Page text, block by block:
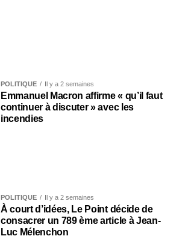
POLITIQUE Il y a 2 semaines
Emmanuel Macron affirme « qu’il faut
continuer à discuter » avec les
incendies
POLITIQUE Il y a 2 semaines
À court d’idées, Le Point décide de
consacrer un 789 ème article à Jean-
Luc Mélenchon